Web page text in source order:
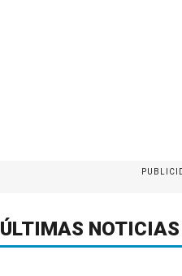
ÚLTIMAS NOTICIAS